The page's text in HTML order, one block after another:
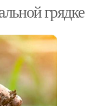
грядке